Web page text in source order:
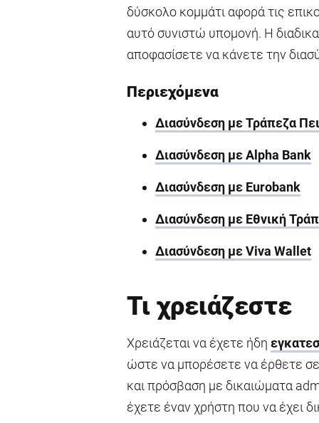
δύσκολο κομμάτι αφορά τις
αυτό συνιστώ υπομονή. Η
αποφασίσετε να κάνετε την
Περιεχόμενα
Διασύνδεση με Τράπεζα
Διασύνδεση με Alpha Bank
Διασύνδεση με Eurobank
Διασύνδεση με Εθνική
Διασύνδεση με Viva Wallet
Τι χρειάζεστε
Χρειάζεται να έχετε ήδη
ώστε να μπορέσετε να έρθετε
και πρόσβαση με δικαιώματα
έχετε έναν χρήστη που να έχει